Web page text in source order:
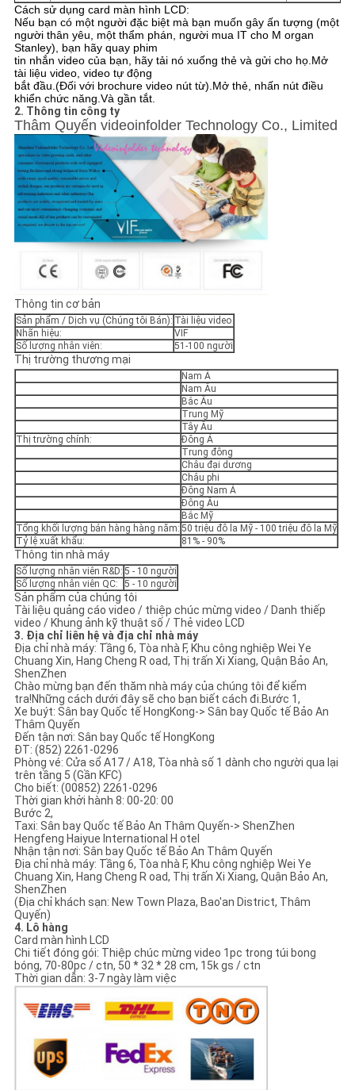
Cách sử dụng card màn hình LCD:
Nếu bạn có một người đặc biệt mà bạn muốn gây ấn tượng (một
người thân yêu, một thẩm phán, người mua IT cho M organ
Stanley), bạn hãy quay phim
tin nhắn video của bạn, hãy tải nó xuống thẻ và gửi cho họ.Mở
tài liệu video, video tự động
bắt đầu.(Đối với brochure video nút từ).Mở thẻ, nhấn nút điều
khiển chức năng.Và gần tắt.
2. Thông tin công ty
Thâm Quyến videoinfolder Technology Co., Limited
Thông tin cơ bản
Sản phẩm / Dịch vụ (Chúng tôi Bán): Tài liệu video
Nhãn hiệu:
VIF
Số lượng nhân viên:
51-100 người
Thị trường thương mại
Nam Á
Nam Âu
Bắc Âu
Trung Mỹ
Tây Âu
Thị trường chính:
Đông Á
Trung đông
Châu đại dương
Châu phi
Đông Nam Á
Đông Âu
Bắc Mỹ
Tổng khối lượng bán hàng hàng năm: 50 triệu đô la Mỹ - 100 triệu đô la Mỹ
Tỷ lệ xuất khẩu:
81% - 90%
Thông tin nhà máy
Số lượng nhân viên R&D: 5 - 10 người
Số lượng nhân viên QC:
5 - 10 người
Sản phẩm của chúng tôi
Tài liệu quảng cáo video / thiệp chúc mừng video / Danh thiếp
video / Khung ảnh kỹ thuật số / Thẻ video LCD
3. Địa chỉ liên hệ và địa chỉ nhà máy
Địa chỉ nhà máy: Tầng 6, Tòa nhà F, Khu công nghiệp Wei Ye
Chuang Xin, Hang Cheng R oad, Thị trấn Xi Xiang, Quận Bảo An,
ShenZhen
Chào mừng bạn đến thăm nhà máy của chúng tôi để kiểm
tra!Những cách dưới đây sẽ cho bạn biết cách đi.Bước 1,
Xe buýt: Sân bay Quốc tế HongKong-> Sân bay Quốc tế Bảo An
Thâm Quyến
Đến tận nơi: Sân bay Quốc tế HongKong
ĐT: (852) 2261-0296
Phòng vé: Cửa sổ A17 / A18, Tòa nhà số 1 dành cho người qua lại
trên tầng 5 (Gần KFC)
Cho biết: (00852) 2261-0296
Thời gian khởi hành 8: 00-20: 00
Bước 2,
Taxi: Sân bay Quốc tế Bảo An Thâm Quyến-> ShenZhen
Hengfeng Haiyue International H otel
Nhận tận nơi: Sân bay Quốc tế Bảo An Thâm Quyến
Địa chỉ nhà máy: Tầng 6, Tòa nhà F, Khu công nghiệp Wei Ye
Chuang Xin, Hang Cheng R oad, Thị trấn Xi Xiang, Quận Bảo An,
ShenZhen
(Địa chỉ khách sạn: New Town Plaza, Bao'an District, Thâm
Quyến)
4. Lô hàng
Card màn hình LCD
Chi tiết đóng gói: Thiệp chúc mừng video 1pc trong túi bong
bóng, 70-80pc / ctn, 50 * 32 * 28 cm, 15k gs / ctn
Thời gian dẫn: 3-7 ngày làm việc